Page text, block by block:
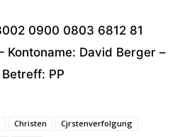
0900 0803 6812 81
Kontoname: David Berger –
Betreff: PP
Christen
Cjrstenverfolgung